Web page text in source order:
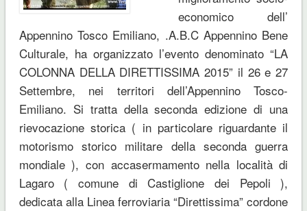
economico dell’
Appennino Tosco Emiliano, .A.B.C Appennino Bene
Culturale, ha organizzato l’evento denominato “LA
COLONNA DELLA DIRETTISSIMA 2015” il 26 e 27
Settembre, nei territori dell’Appennino Tosco-
Emiliano. Si tratta della seconda edizione di una
rievocazione storica ( in particolare riguardante il
motorismo storico militare della seconda guerra
mondiale ), con accasermamento nella località di
Lagaro ( comune di Castiglione dei Pepoli ),
dedicata alla Linea ferroviaria “Direttissima” cordone